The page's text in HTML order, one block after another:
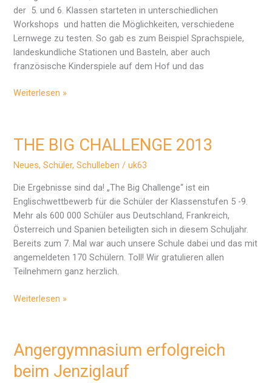
der 5. und 6. Klassen starteten in unterschiedlichen
Workshops und hatten die Möglichkeiten, verschiedene
Lernwege zu testen. So gab es zum Beispiel Sprachspiele,
landeskundliche Stationen und Basteln, aber auch
französische Kinderspiele auf dem Hof und das
La
lycée
Anger
Weiterlesen »
THE BIG CHALLENGE 2013
Neues,Schüler,Schulleben /uk63
Die Ergebnisse sind da! „The Big Challenge“ ist ein
Englischwettbewerb für die Schüler der Klassenstufen 5 -9.
Mehr als 600 000 Schüler aus Deutschland, Frankreich,
Österreich und Spanien beteiligten sich in diesem Schuljahr.
Bereits zum 7. Mal war auch unsere Schule dabei und das mit
angemeldeten 170 Schülern. Toll! Wir gratulieren allen
Teilnehmern ganz herzlich.
THE
Weiterlesen »
Angergymnasium erfolgreich
beim Jenziglauf